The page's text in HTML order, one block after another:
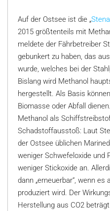
Auf der Ostsee ist die „
2015 größtenteils mit
meldete der Fährbetreiber
gebunkert zu haben, das
wurde, welches bei der
Bislang wird Methanol
hergestellt. Als Basis
Biomasse oder Abfall
Methanol als
Schadstoffausstoß: Laut
der Ostsee üblichen
weniger Schwefeloxide und
weniger Stickoxide an.
dann „erneuerbar“, wenn
produziert wird. Der
Herstellung aus CO2 beträgt